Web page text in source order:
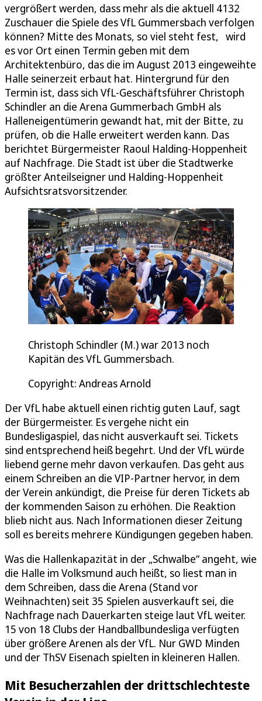
vergrößert werden, dass mehr als die aktuell 4132
Zuschauer die Spiele des VfL Gummersbach verfolgen
können? Mitte des Monats, so viel steht fest, wird
es vor Ort einen Termin geben mit dem
Architektenbüro, das die im August 2013 eingeweihte
Halle seinerzeit erbaut hat. Hintergrund für den
Termin ist, dass sich VfL-Geschäftsführer Christoph
Schindler an die Arena Gummerbach GmbH als
Halleneigentümerin gewandt hat, mit der Bitte, zu
prüfen, ob die Halle erweitert werden kann. Das
berichtet Bürgermeister Raoul Halding-Hoppenheit
auf Nachfrage. Die Stadt ist über die Stadtwerke
größter Anteilseigner und Halding-Hoppenheit
Aufsichtsratsvorsitzender.
Christoph Schindler (M.) war 2013 noch
Kapitän des VfL Gummersbach.
Copyright: Andreas Arnold
Der VfL habe aktuell einen richtig guten Lauf, sagt
der Bürgermeister. Es vergehe nicht ein
Bundesligaspiel, das nicht ausverkauft sei. Tickets
sind entsprechend heiß begehrt. Und der VfL würde
liebend gerne mehr davon verkaufen. Das geht aus
einem Schreiben an die VIP-Partner hervor, in dem
der Verein ankündigt, die Preise für deren Tickets ab
der kommenden Saison zu erhöhen. Die Reaktion
blieb nicht aus. Nach Informationen dieser Zeitung
soll es bereits mehrere Kündigungen gegeben haben.
Was die Hallenkapazität in der „Schwalbe“ angeht, wie
die Halle im Volksmund auch heißt, so liest man in
dem Schreiben, dass die Arena (Stand vor
Weihnachten) seit 35 Spielen ausverkauft sei, die
Nachfrage nach Dauerkarten steige laut VfL weiter.
15 von 18 Clubs der Handballbundesliga verfügten
über größere Arenen als der VfL. Nur GWD Minden
und der ThSV Eisenach spielten in kleineren Hallen.
Mit Besucherzahlen der drittschlechteste